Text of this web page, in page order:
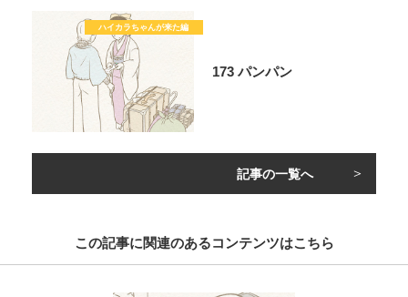
173 パンパン
記事の一覧へ
この記事に関連のあるコンテンツはこちら